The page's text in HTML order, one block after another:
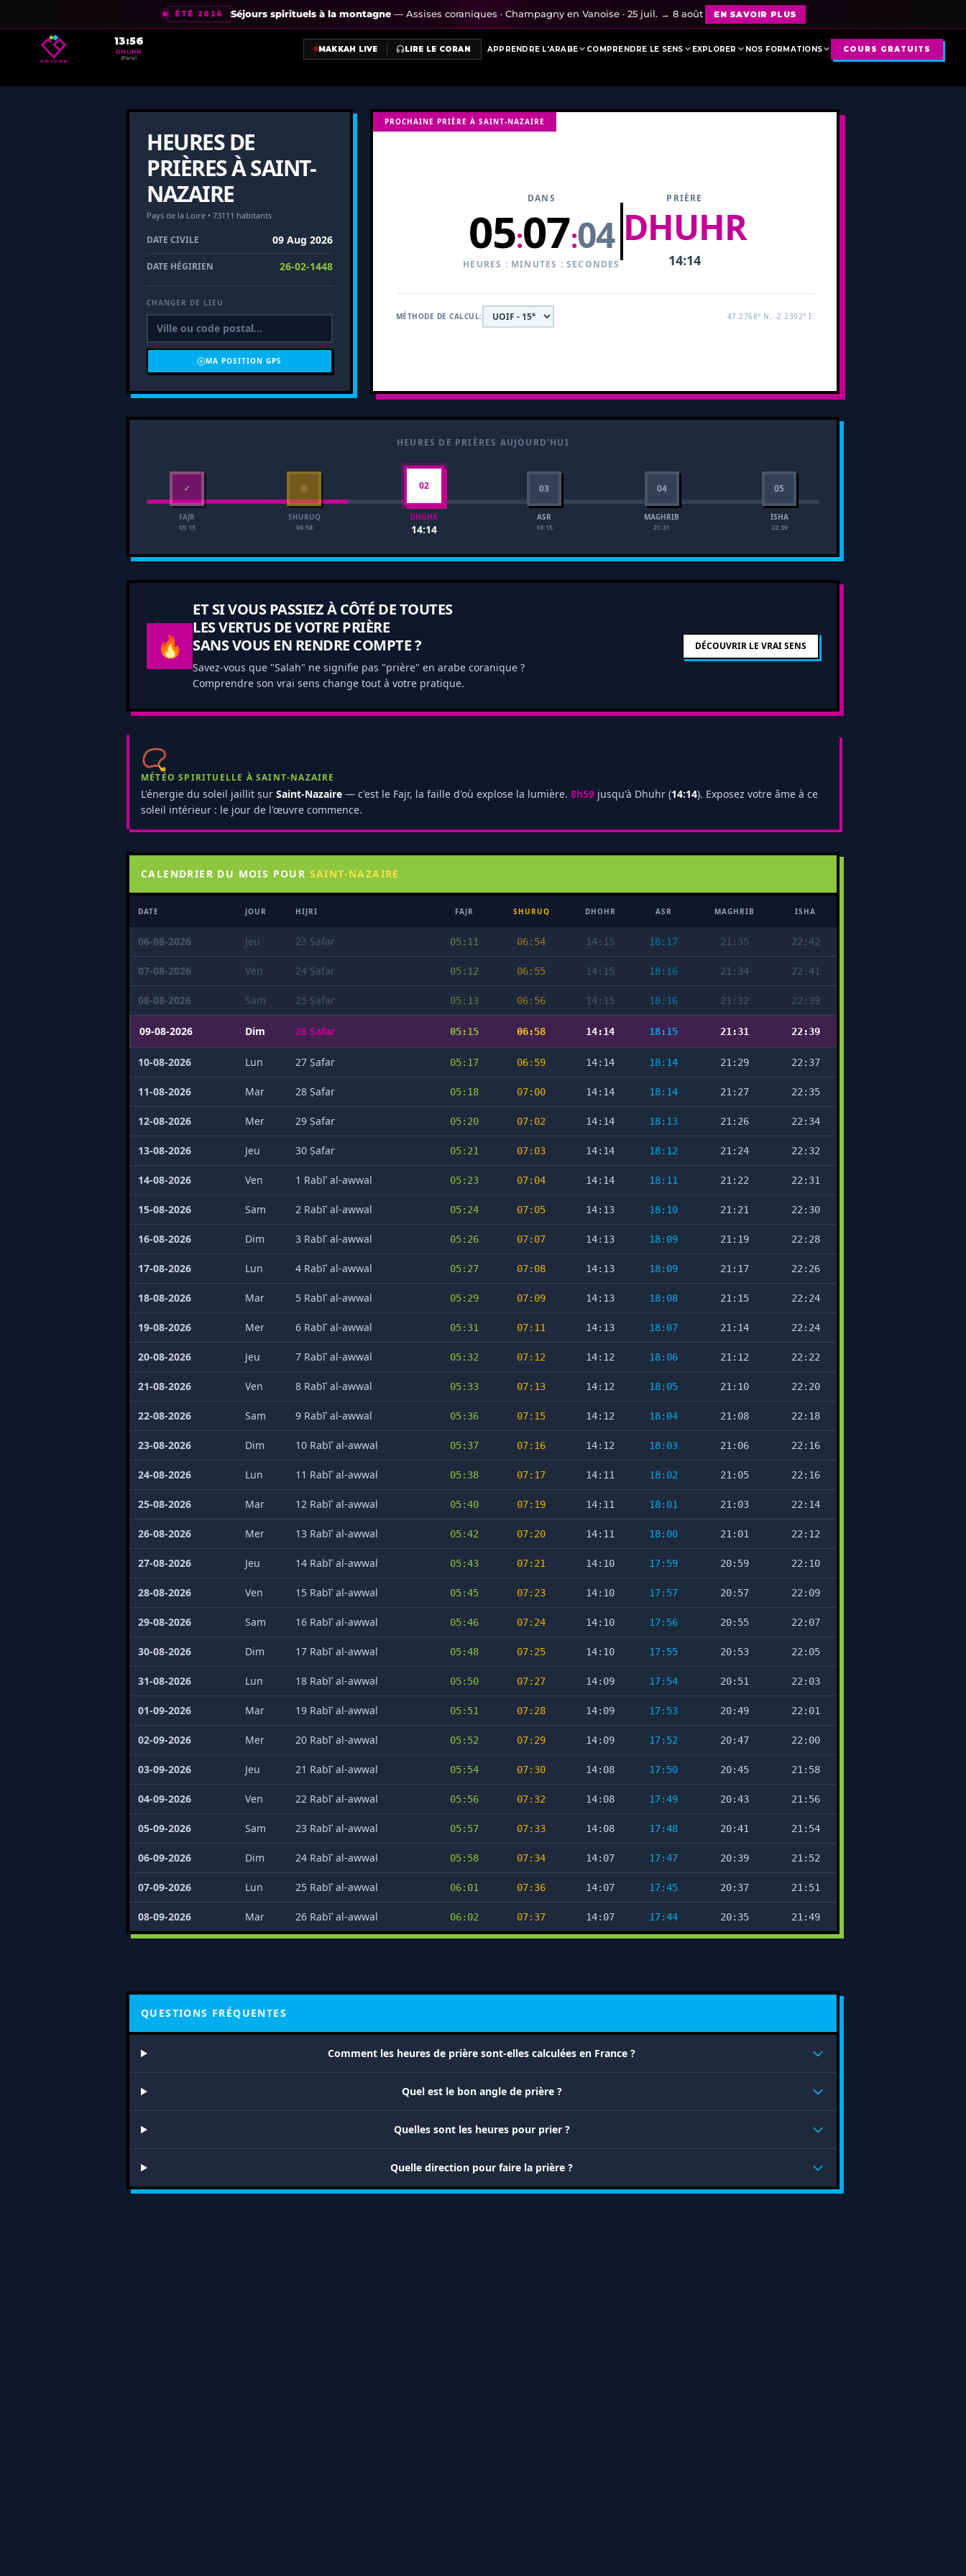
https://arabecoranique.com/heure-de-priere/saint-nazaire
ÉTÉ 2026 Séjours spirituels à la montagne — Assises coraniques · Champagny en Vanoise · 25 juil. → 8 août EN SAVOIR PLUS
13:56
DHUHR
(Paris)
MAKKAH LIVE LIRE LE CORAN APPRENDRE L'ARABE COMPRENDRE LE SENS EXPLORER NOS FORMATIONS COURS GRATUITS
HEURES DE
PRIÈRES À SAINT-
NAZAIRE
Pays de la Loire • 73111 habitants
DATE CIVILE 09 Aug 2026
DATE HÉGIRIEN 26-02-1448
CHANGER DE LIEU
MA POSITION GPS
PROCHAINE PRIÈRE À SAINT-NAZAIRE
DANS
05:07:03
HEURES : MINUTES : SECONDES
PRIÈRE
DHUHR
14:14
MÉTHODE DE CALCUL: 47.2768° N, -2.2392° E
HEURES DE PRIÈRES AUJOURD'HUI
✓
FAJR
05:15
☀
SHURUQ
06:58
02
DHUHR
14:14
03
ASR
18:15
04
MAGHRIB
21:31
05
ISHA
22:39
🔥
ET SI VOUS PASSIEZ À CÔTÉ DE TOUTES
LES VERTUS DE VOTRE PRIÈRE
SANS VOUS EN RENDRE COMPTE ?
Savez-vous que "Salah" ne signifie pas "prière" en arabe coranique ?
Comprendre son vrai sens change tout à votre pratique.
DÉCOUVRIR LE VRAI SENS
📿
MÉTÉO SPIRITUELLE À SAINT-NAZAIRE
L'énergie du soleil jaillit sur Saint-Nazaire — c'est le Fajr, la faille d'où explose la lumière. 8h59 jusqu'à Dhuhr (14:14). Exposez votre âme à ce
soleil intérieur : le jour de l'œuvre commence.
CALENDRIER DU MOIS POUR SAINT-NAZAIRE
DATE JOUR HIJRI FAJR SHURUQ DHOHR ASR MAGHRIB ISHA
06-08-2026 Jeu 23 Ṣafar 05:11 06:54 14:15 18:17 21:35 22:42
07-08-2026 Ven 24 Ṣafar 05:12 06:55 14:15 18:16 21:34 22:41
08-08-2026 Sam 25 Ṣafar 05:13 06:56 14:15 18:16 21:32 22:39
09-08-2026 Dim 26 Ṣafar 05:15 06:58 14:14 18:15 21:31 22:39
10-08-2026 Lun 27 Ṣafar 05:17 06:59 14:14 18:14 21:29 22:37
11-08-2026 Mar 28 Ṣafar 05:18 07:00 14:14 18:14 21:27 22:35
12-08-2026 Mer 29 Ṣafar 05:20 07:02 14:14 18:13 21:26 22:34
13-08-2026 Jeu 30 Ṣafar 05:21 07:03 14:14 18:12 21:24 22:32
14-08-2026 Ven 1 Rabīʿ al-awwal 05:23 07:04 14:14 18:11 21:22 22:31
15-08-2026 Sam 2 Rabīʿ al-awwal 05:24 07:05 14:13 18:10 21:21 22:30
16-08-2026 Dim 3 Rabīʿ al-awwal 05:26 07:07 14:13 18:09 21:19 22:28
17-08-2026 Lun 4 Rabīʿ al-awwal 05:27 07:08 14:13 18:09 21:17 22:26
18-08-2026 Mar 5 Rabīʿ al-awwal 05:29 07:09 14:13 18:08 21:15 22:24
19-08-2026 Mer 6 Rabīʿ al-awwal 05:31 07:11 14:13 18:07 21:14 22:24
20-08-2026 Jeu 7 Rabīʿ al-awwal 05:32 07:12 14:12 18:06 21:12 22:22
21-08-2026 Ven 8 Rabīʿ al-awwal 05:33 07:13 14:12 18:05 21:10 22:20
22-08-2026 Sam 9 Rabīʿ al-awwal 05:36 07:15 14:12 18:04 21:08 22:18
23-08-2026 Dim 10 Rabīʿ al-awwal 05:37 07:16 14:12 18:03 21:06 22:16
24-08-2026 Lun 11 Rabīʿ al-awwal 05:38 07:17 14:11 18:02 21:05 22:16
25-08-2026 Mar 12 Rabīʿ al-awwal 05:40 07:19 14:11 18:01 21:03 22:14
26-08-2026 Mer 13 Rabīʿ al-awwal 05:42 07:20 14:11 18:00 21:01 22:12
27-08-2026 Jeu 14 Rabīʿ al-awwal 05:43 07:21 14:10 17:59 20:59 22:10
28-08-2026 Ven 15 Rabīʿ al-awwal 05:45 07:23 14:10 17:57 20:57 22:09
29-08-2026 Sam 16 Rabīʿ al-awwal 05:46 07:24 14:10 17:56 20:55 22:07
30-08-2026 Dim 17 Rabīʿ al-awwal 05:48 07:25 14:10 17:55 20:53 22:05
31-08-2026 Lun 18 Rabīʿ al-awwal 05:50 07:27 14:09 17:54 20:51 22:03
01-09-2026 Mar 19 Rabīʿ al-awwal 05:51 07:28 14:09 17:53 20:49 22:01
02-09-2026 Mer 20 Rabīʿ al-awwal 05:52 07:29 14:09 17:52 20:47 22:00
03-09-2026 Jeu 21 Rabīʿ al-awwal 05:54 07:30 14:08 17:50 20:45 21:58
04-09-2026 Ven 22 Rabīʿ al-awwal 05:56 07:32 14:08 17:49 20:43 21:56
05-09-2026 Sam 23 Rabīʿ al-awwal 05:57 07:33 14:08 17:48 20:41 21:54
06-09-2026 Dim 24 Rabīʿ al-awwal 05:58 07:34 14:07 17:47 20:39 21:52
07-09-2026 Lun 25 Rabīʿ al-awwal 06:01 07:36 14:07 17:45 20:37 21:51
08-09-2026 Mar 26 Rabīʿ al-awwal 06:02 07:37 14:07 17:44 20:35 21:49
QUESTIONS FRÉQUENTES
Comment les heures de prière sont-elles calculées en France ?
Quel est le bon angle de prière ?
Quelles sont les heures pour prier ?
Quelle direction pour faire la prière ?